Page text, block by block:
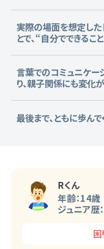
LITALICO研究所
実際の場面を想定した
とで、“自分でできるこ
言葉でのコミュニケー
り、親子関係にも変化が
最後まで、ともに歩ん
Rくん
年齢：14歳
ジュニア歴
困